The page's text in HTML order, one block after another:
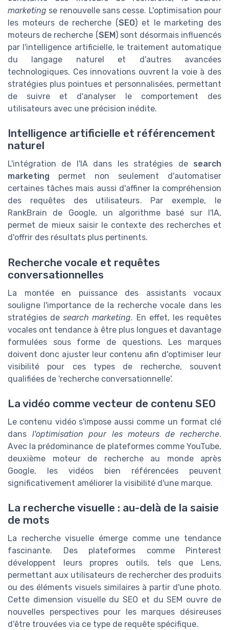
marketing se renouvelle sans cesse. L'optimisation pour
les moteurs de recherche (SEO) et le marketing des
moteurs de recherche (SEM) sont désormais influencés
par l'intelligence artificielle, le traitement automatique
du langage naturel et d'autres avancées
technologiques. Ces innovations ouvrent la voie à des
stratégies plus pointues et personnalisées, permettant
de suivre et d'analyser le comportement des
utilisateurs avec une précision inédite.
Intelligence artificielle et référencement
naturel
L'intégration de l'IA dans les stratégies de search
marketing permet non seulement d'automatiser
certaines tâches mais aussi d'affiner la compréhension
des requêtes des utilisateurs. Par exemple, le
RankBrain de Google, un algorithme basé sur l'IA,
permet de mieux saisir le contexte des recherches et
d'offrir des résultats plus pertinents.
Recherche vocale et requêtes
conversationnelles
La montée en puissance des assistants vocaux
souligne l'importance de la recherche vocale dans les
stratégies desearch marketing. En effet, les requêtes
vocales ont tendance à être plus longues et davantage
formulées sous forme de questions. Les marques
doivent donc ajuster leur contenu afin d'optimiser leur
visibilité pour ces types de recherche, souvent
qualifiées de 'recherche conversationnelle'.
La vidéo comme vecteur de contenu SEO
Le contenu vidéo s'impose aussi comme un format clé
dans l'optimisation pour les moteurs de recherche.
Avec la prédominance de plateformes comme YouTube,
deuxième moteur de recherche au monde après
Google, les vidéos bien référencées peuvent
significativement améliorer la visibilité d'une marque.
La recherche visuelle : au-delà de la saisie
de mots
La recherche visuelle émerge comme une tendance
fascinante. Des plateformes comme Pinterest
développent leurs propres outils, tels que Lens,
permettant aux utilisateurs de rechercher des produits
ou des éléments visuels similaires à partir d'une photo.
Cette dimension visuelle du SEO et du SEM ouvre de
nouvelles perspectives pour les marques désireuses
d'être trouvées via ce type de requête spécifique.